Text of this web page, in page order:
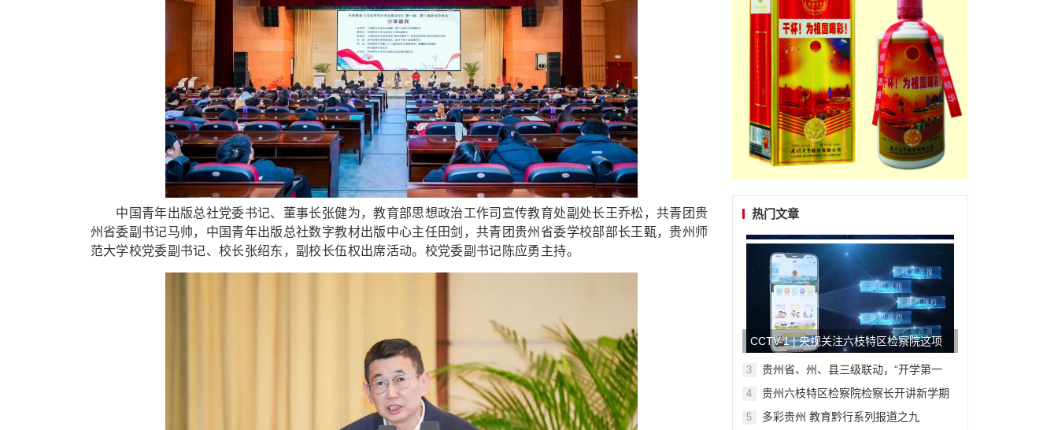
中国青年出版总社党委书记、董事长张健为，教育部思想政治工作司宣传教育处副处长王乔松，共青团贵
州省委副书记马帅，中国青年出版总社数字教材出版中心主任田剑，共青团贵州省委学校部部长王甄，贵州师
范大学校党委副书记、校长张绍东，副校长伍权出席活动。校党委副书记陈应勇主持。
热门文章
CCTV-1 | 央视关注六枝特区检察院这项
工作!
3
贵州省、州、县三级联动，“开学第一
4
贵州六枝特区检察院检察长开讲新学期
5 多彩贵州 教育黔行系列报道之九